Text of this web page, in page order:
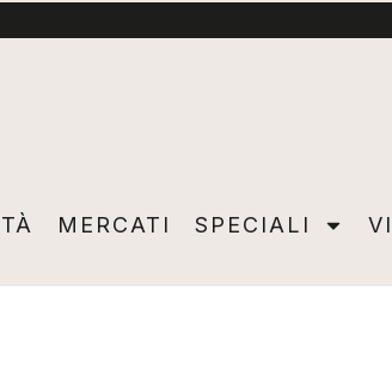
SPECIALI VIDEO ADVERTORIAL
MERCATI SPECIALI